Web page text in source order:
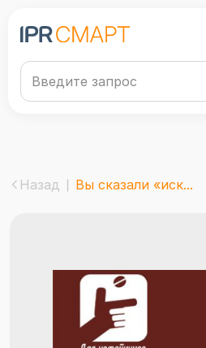
Назад Вы сказали «иск...